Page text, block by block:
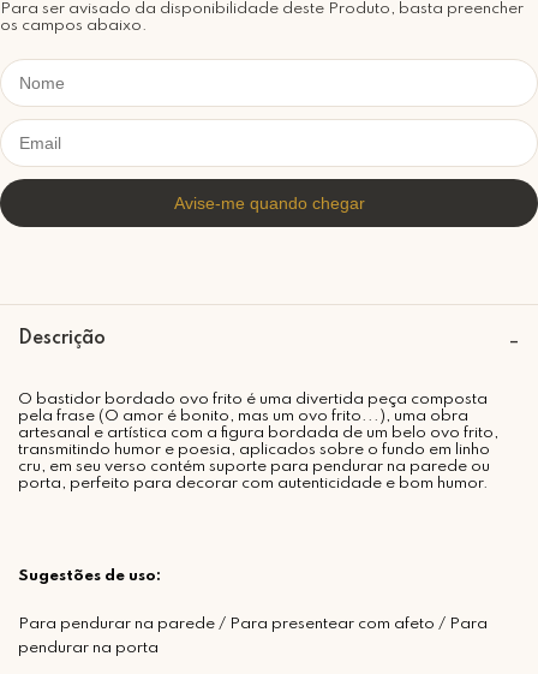
Para ser avisado da disponibilidade deste Produto, basta preencher
os campos abaixo.
Descrição
O bastidor bordado ovo frito é uma divertida peça composta
pela frase (O amor é bonito, mas um ovo frito...), uma obra
artesanal e artística com a figura bordada de um belo ovo frito,
transmitindo humor e poesia, aplicados sobre o fundo em linho
cru, em seu verso contém suporte para pendurar na parede ou
porta, perfeito para decorar com autenticidade e bom humor.
Sugestões de uso:
Para pendurar na parede / Para presentear com afeto / Para
pendurar na porta